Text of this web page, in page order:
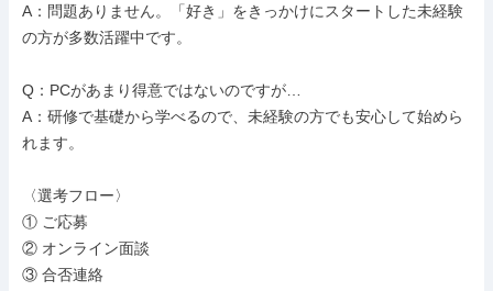
A：問題ありません。「好き」をきっかけにスタートした未経験
の方が多数活躍中です。
Q：PCがあまり得意ではないのですが…
A：研修で基礎から学べるので、未経験の方でも安心して始めら
れます。
〈選考フロー〉
① ご応募
② オンライン面談
③ 合否連絡